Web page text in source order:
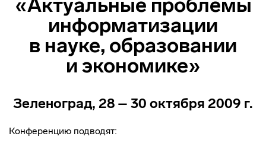
«Актуальные проблемы
информатизации
в науке, образовании
и экономике»
Зеленоград, 28 – 30 октября 2009 г.
Конференцию подводят: